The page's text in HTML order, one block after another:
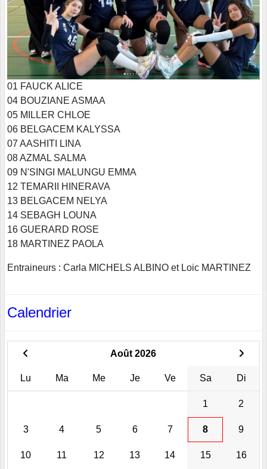
01 FAUCK ALICE
04 BOUZIANE ASMAA
05 MILLER CHLOE
06 BELGACEM KALYSSA
07 AASHITI LINA
08 AZMAL SALMA
09 N'SINGI MALUNGU EMMA
12 TEMARII HINERAVA
13 BELGACEM NELYA
14 SEBAGH LOUNA
16 GUERARD ROSE
18 MARTINEZ PAOLA
Entraineurs : Carla MICHELS ALBINO et Loic MARTINEZ
Calendrier
Août 2026
Lu Ma Me Je Ve Sa Di
1 2
3 4 5 6 7 8 9
10 11 12 13 14 15 16